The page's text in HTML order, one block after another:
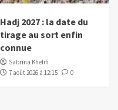
Hadj 2027 : la date du
tirage au sort enfin
connue
Sabrina Khelifi
7 août 2026 à 12:15
0